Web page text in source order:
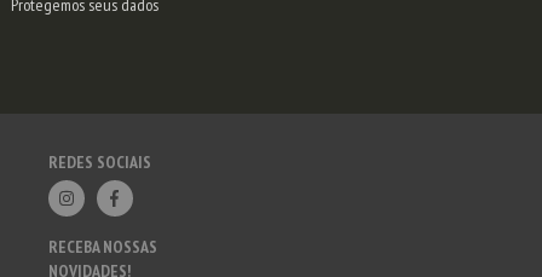
Protegemos seus dados
REDES SOCIAIS
RECEBA NOSSAS
NOVIDADES!